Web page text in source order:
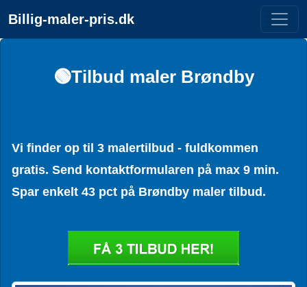
Billig-maler-pris.dk
🟢Tilbud maler Brøndby
Vi finder op til 3 malertilbud - fuldkommen
gratis. Send kontaktformularen på max 9 min.
Spar enkelt 43 pct på Brøndby maler tilbud.